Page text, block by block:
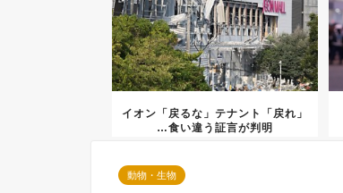
イオン「戻るな」テナント「戻れ」
…食い違う証言が判明
動物・生物